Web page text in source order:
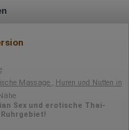
Massage , Huren und Nutten in
Sex und erotische Thai-